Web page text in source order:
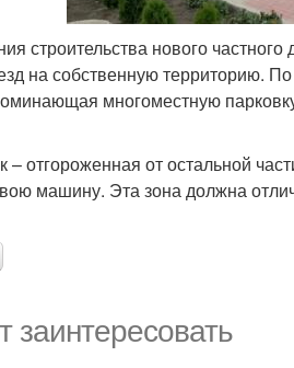
строительства нового
на собственную территорию.
многоместную
– отгороженная от остальной
машину. Эта зона должна
заинтересовать